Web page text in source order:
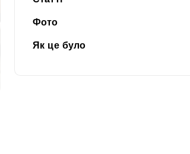
Фото
Як це було